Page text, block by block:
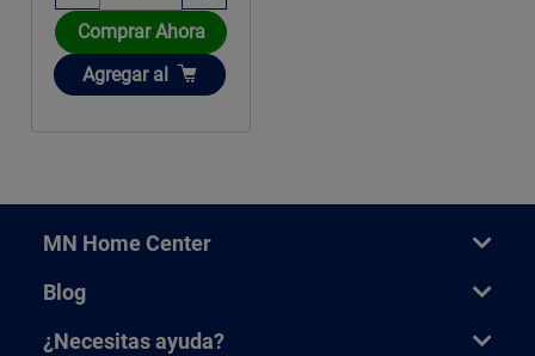
Comprar Ahora
Añadir
Agregar al
MN Home Center
Blog
¿Necesitas ayuda?